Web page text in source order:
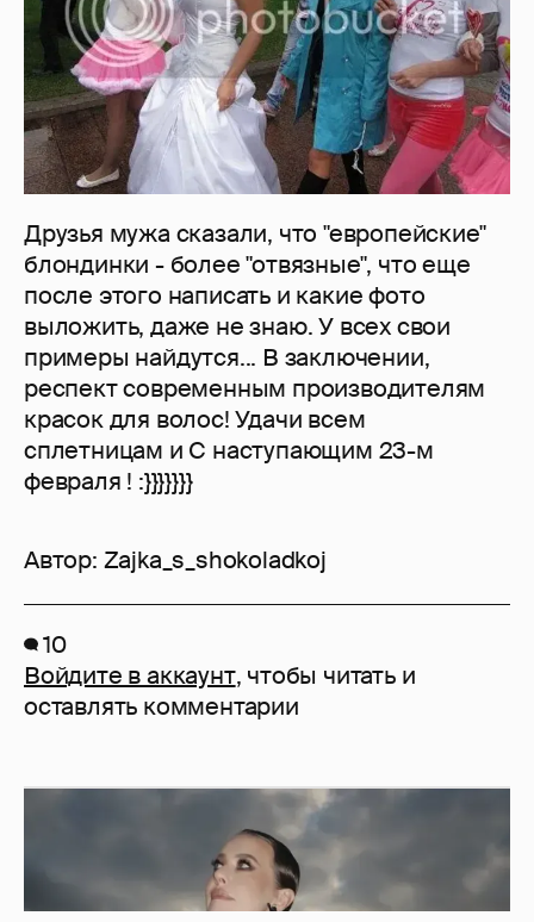
Друзья мужа сказали, что "европейские"
блондинки - более "отвязные", что еще
после этого написать и какие фото
выложить, даже не знаю. У всех свои
примеры найдутся... В заключении,
респект современным производителям
красок для волос! Удачи всем
сплетницам и С наступающим 23-м
февраля ! :}}}}}}}
Автор: Zajka_s_shokoladkoj
10
Войдите в аккаунт, чтобы читать и
оставлять комментарии